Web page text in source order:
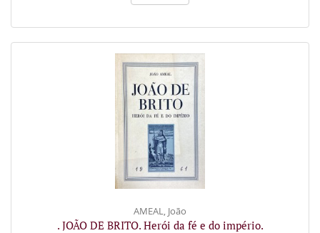
AMEAL, João
. JOÃO DE BRITO. Herói da fé e do império.